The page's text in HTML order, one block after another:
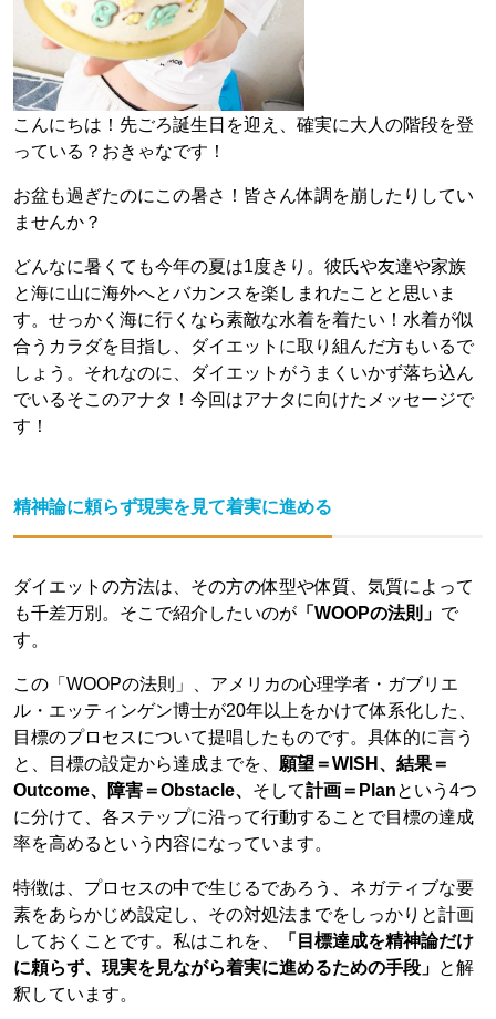
こんにちは！先ごろ誕生日を迎え、確実に大人の階段を登
っている？おきゃなです！
お盆も過ぎたのにこの暑さ！皆さん体調を崩したりしてい
ませんか？
どんなに暑くても今年の夏は1度きり。彼氏や友達や家族
と海に山に海外へとバカンスを楽しまれたことと思いま
す。せっかく海に行くなら素敵な水着を着たい！水着が似
合うカラダを目指し、ダイエットに取り組んだ方もいるで
しょう。それなのに、ダイエットがうまくいかず落ち込ん
でいるそこのアナタ！今回はアナタに向けたメッセージで
す！
精神論に頼らず現実を見て着実に進める
ダイエットの方法は、その方の体型や体質、気質によって
も千差万別。そこで紹介したいのが 「WOOPの法則」 で
す。
この「WOOPの法則」、アメリカの心理学者・ガブリエ
ル・エッティンゲン博士が20年以上をかけて体系化した、
目標のプロセスについて提唱したものです。具体的に言う
と、目標の設定から達成までを、 願望＝WISH、結果＝
Outcome、障害＝Obstacle、 そして計画＝Planという4つ
に分けて、各ステップに沿って行動することで目標の達成
率を高めるという内容になっています。
特徴は、プロセスの中で生じるであろう、ネガティブな要
素をあらかじめ設定し、その対処法までをしっかりと計画
しておくことです。私はこれを、
「目標達成を精神論だけ
に頼らず、現実を見ながら着実に進めるための手段」 と解
釈しています。